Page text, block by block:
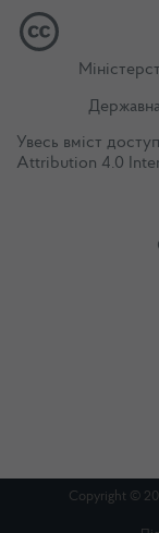
Увесь вміст
Attribution 4.0
Copyright ©